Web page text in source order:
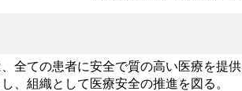
全ての患者に安全で質の高い医療を提供
、組織として医療安全の推進を図る。